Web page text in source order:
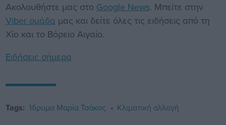
Ακολουθήστε μας στο Google News. Μπείτε στην
Viber ομάδα μας και δείτε όλες τις ειδήσεις από τη
Χίο και το Βόρειο Αιγαίο.
Ειδήσεις σήμερα
Tags: Ίδρυμα Μαρία Τσάκος Κλιματική αλλαγή